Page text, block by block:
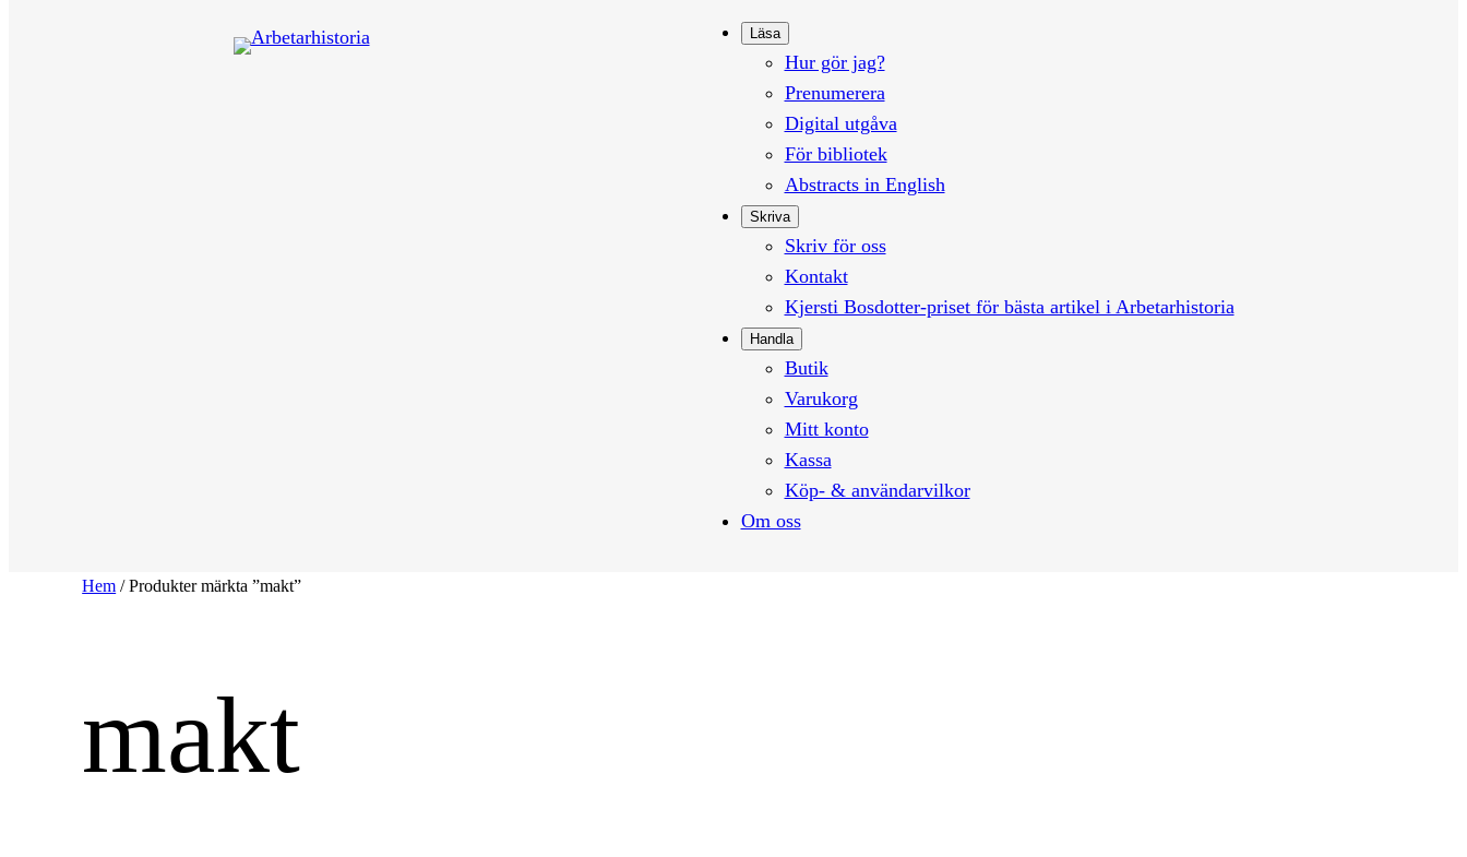
Läsa
Hur gör jag?
Prenumerera
Digital utgåva
För bibliotek
Abstracts in English
Skriva
Skriv för oss
Kontakt
Kjersti Bosdotter-priset för bästa artikel i Arbetarhistoria
Handla
Butik
Varukorg
Mitt konto
Kassa
Köp- & användarvilkor
Om oss
Hem / Produkter märkta ”makt”
makt